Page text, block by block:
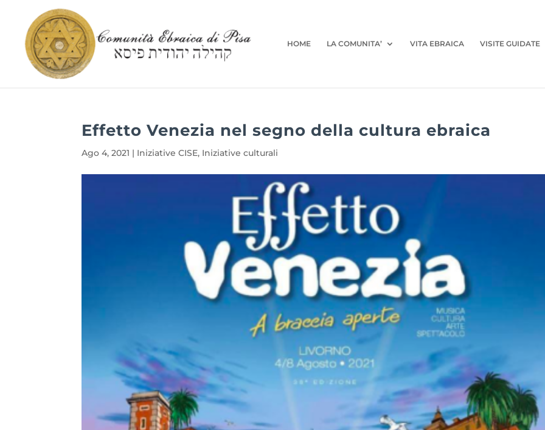
HOME LA COMUNITA’ VITA EBRAICA VISITE GUIDATE
Effetto Venezia nel segno della cultura ebraica
Ago 4, 2021 | Iniziative CISE, Iniziative culturali